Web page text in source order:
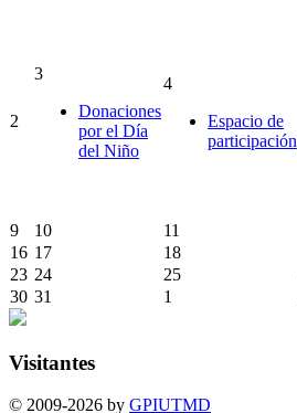
2
3
Donaciones
por el Día
del Niño
4
Espacio de
participación
9 10 11
16 17 18
23 24 25
30 31 1
Visitantes
© 2009-2026 by GPIUTMD